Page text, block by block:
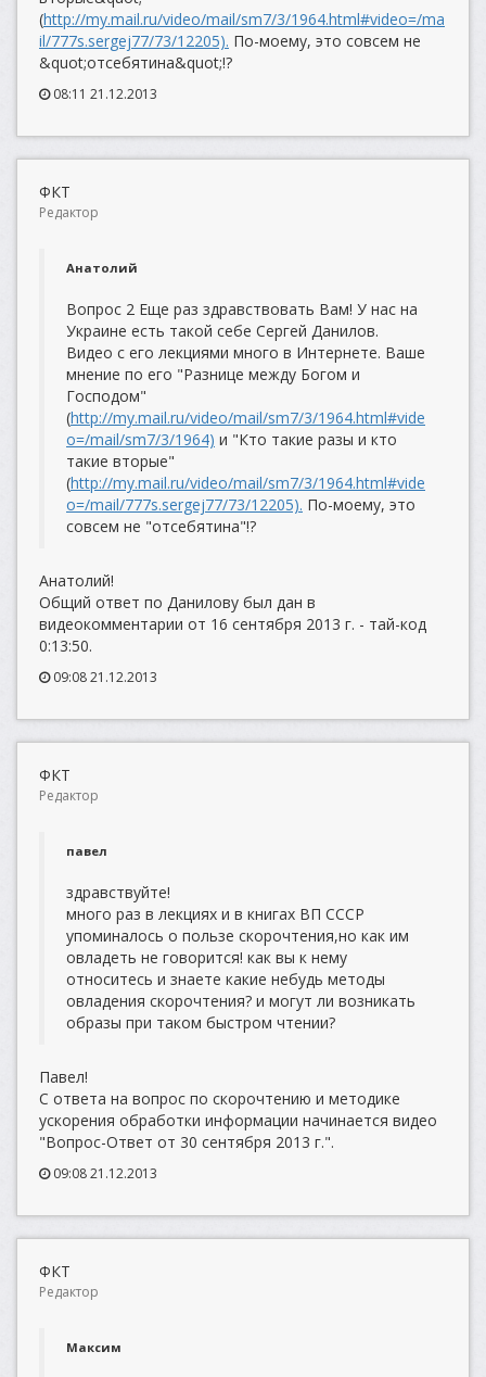
(http://my.mail.ru/video/mail/sm7/3/1964.html#video=/ma
il/777s.sergej77/73/12205). По-моему, это совсем не
&quot;отсебятина&quot;!?
08:11 21.12.2013
ФКТ
Редактор
Анатолий
Вопрос 2 Еще раз здравствовать Вам! У нас на
Украине есть такой себе Сергей Данилов.
Видео с его лекциями много в Интернете. Ваше
мнение по его "Разнице между Богом и
Господом"
(http://my.mail.ru/video/mail/sm7/3/1964.html#vide
o=/mail/sm7/3/1964) и "Кто такие разы и кто
такие вторые"
(http://my.mail.ru/video/mail/sm7/3/1964.html#vide
o=/mail/777s.sergej77/73/12205). По-моему, это
совсем не "отсебятина"!?
Анатолий!
Общий ответ по Данилову был дан в
видеокомментарии от 16 сентября 2013 г. - тай-код
0:13:50.
09:08 21.12.2013
ФКТ
Редактор
павел
здравствуйте!
много раз в лекциях и в книгах ВП СССР
упоминалось о пользе скорочтения,но как им
овладеть не говорится! как вы к нему
относитесь и знаете какие небудь методы
овладения скорочтения? и могут ли возникать
образы при таком быстром чтении?
Павел!
С ответа на вопрос по скорочтению и методике
ускорения обработки информации начинается видео
"Вопрос-Ответ от 30 сентября 2013 г.".
09:08 21.12.2013
ФКТ
Редактор
Максим